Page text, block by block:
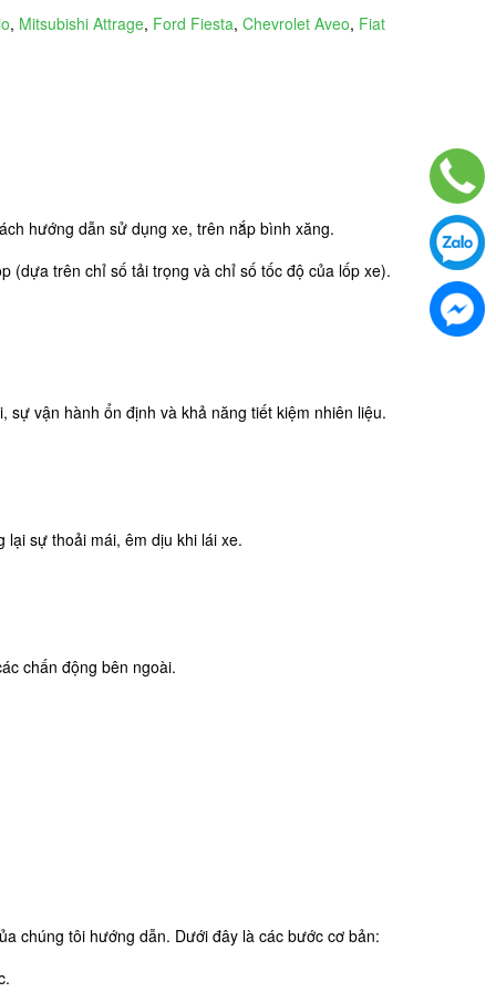
, Mitsubishi Attrage, Ford Fiesta, Chevrolet Aveo, Fiat
hướng dẫn sử dụng xe, trên nắp bình xăng.
(dựa trên chỉ số tải trọng và chỉ số tốc độ của lốp xe).
vận hành ổn định và khả năng tiết kiệm nhiên liệu.
sự thoải mái, êm dịu khi lái xe.
chấn động bên ngoài.
chúng tôi hướng dẫn. Dưới đây là các bước cơ bản: